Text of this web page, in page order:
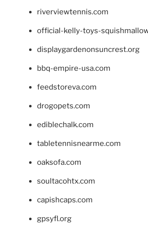
riverviewtennis.com
official-kelly-toys-
displaygardenonsuncrest.org
bbq-empire-usa.com
feedstoreva.com
drogopets.com
ediblechalk.com
tabletennisnearme.com
oaksofa.com
soultacohtx.com
capishcaps.com
gpsyfl.org